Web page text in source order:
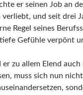
er seinen Job an
verliebt, und seit drei
Regel seines
Gefühle verpönt
zu allem Elend
muss sich nun